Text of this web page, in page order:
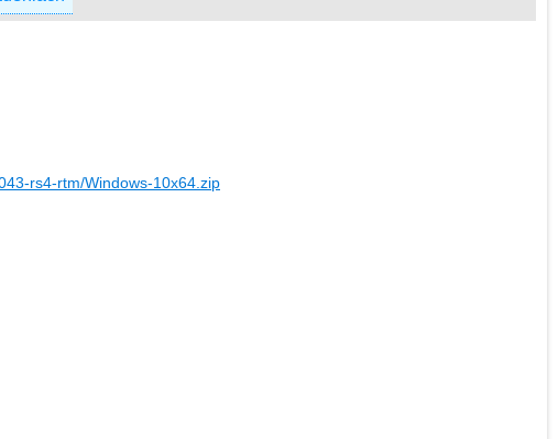
rs4-rtm/Windows-10x64.zip